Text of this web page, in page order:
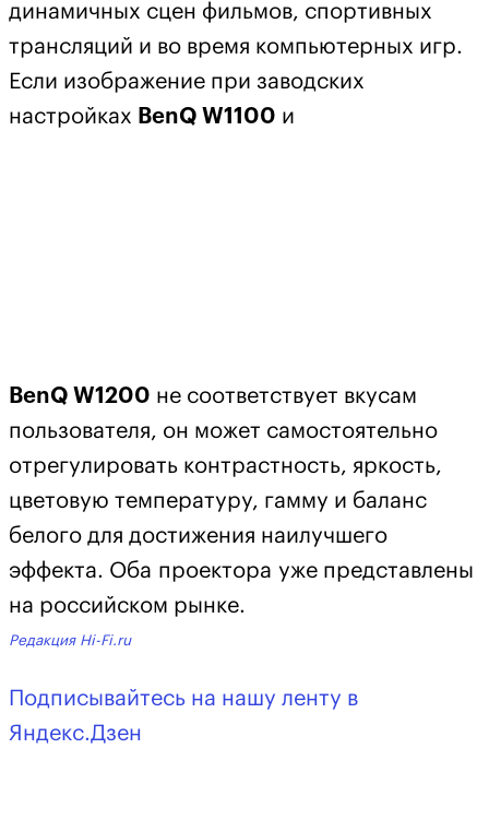
динамичных сцен фильмов, спортивных
трансляций и во время компьютерных игр.
Если изображение при заводских
настройках BenQ W1100 и
BenQ W1200 не соответствует вкусам
пользователя, он может самостоятельно
отрегулировать контрастность, яркость,
цветовую температуру, гамму и баланс
белого для достижения наилучшего
эффекта. Оба проектора уже представлены
на российском рынке.
Редакция Hi-Fi.ru
Подписывайтесь на нашу ленту в
Яндекс.Дзен